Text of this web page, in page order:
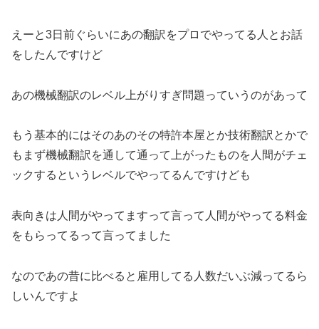
えーと3日前ぐらいにあの翻訳をプロでやってる人とお話
をしたんですけど
あの機械翻訳のレベル上がりすぎ問題っていうのがあって
もう基本的にはそのあのその特許本屋とか技術翻訳とかで
もまず機械翻訳を通して通って上がったものを人間がチェ
ックするというレベルでやってるんですけども
表向きは人間がやってますって言って人間がやってる料金
をもらってるって言ってました
なのであの昔に比べると雇用してる人数だいぶ減ってるら
しいんですよ